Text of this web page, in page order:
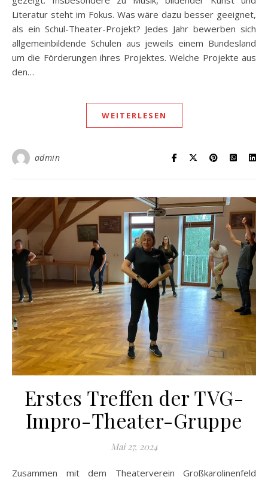
Literatur steht im Fokus. Was wäre dazu besser geeignet,
als ein Schul-Theater-Projekt? Jedes Jahr bewerben sich
allgemeinbildende Schulen aus jeweils einem Bundesland
um die Förderungen ihres Projektes. Welche Projekte aus
den…
WEITERLESEN
admin
Erstes Treffen der TVG-
Impro-Theater-Gruppe
Mai 27, 2024
Zusammen mit dem Theaterverein Großkarolinenfeld